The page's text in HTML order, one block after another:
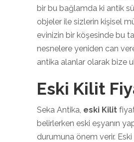
bir bu bağlamda ki antik
objeler ile sizlerin kişisel
evinizin bir köşesinde bu
nesnelere yeniden can
antika alanlar olarak bize
Eski Kilit
Seka Antika, eski Kilit
belirlerken eski eşyanın
durumuna önem verir. Eski